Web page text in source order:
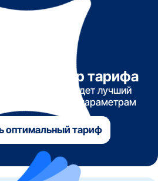
подбор тарифа
интеллект найдет лучший
вами параметрам
оптимальный тариф